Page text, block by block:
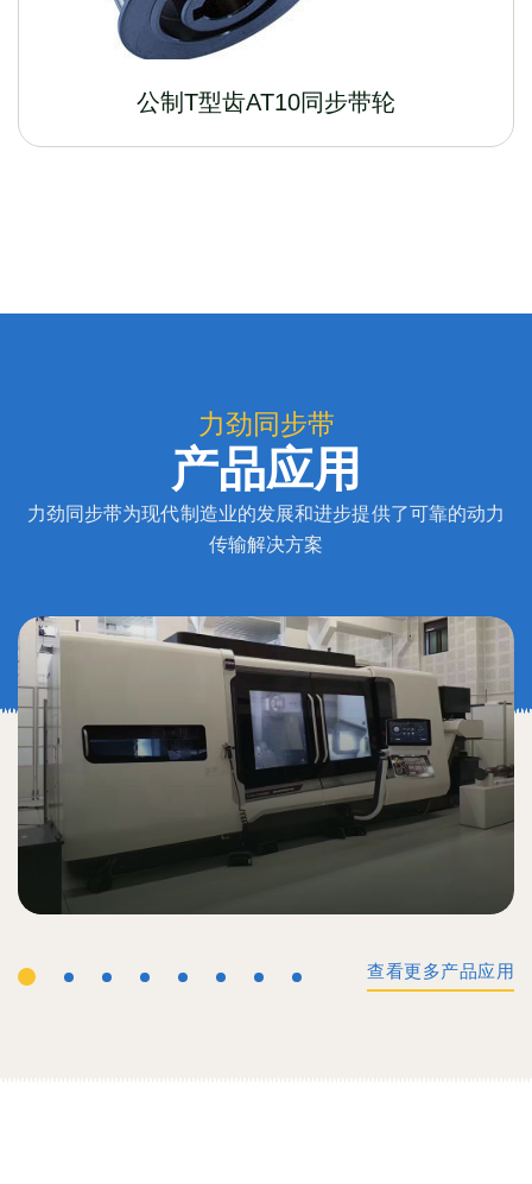
公制T型齿AT10同步带轮
力劲同步带
产品应用
力劲同步带为现代制造业的发展和进步提供了可靠的动力
传输解决方案
查看更多产品应用